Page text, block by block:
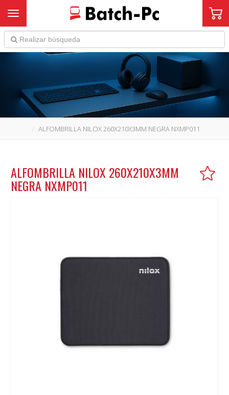
Toggle navigation
ALFOMBRILLA NILOX 260X210X3MM NEGRA NXMP011
ALFOMBRILLA NILOX 260X210X3MM
NEGRA NXMP011